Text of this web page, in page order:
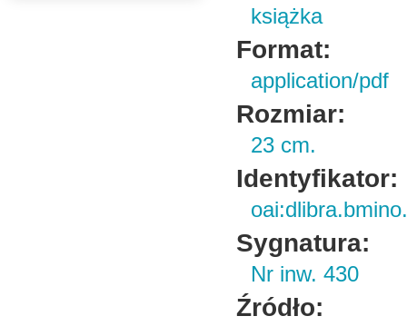
książka
Format:
application/pdf
Rozmiar:
23 cm.
Identyfikator:
Sygnatura:
Nr inw. 430
Źródło: